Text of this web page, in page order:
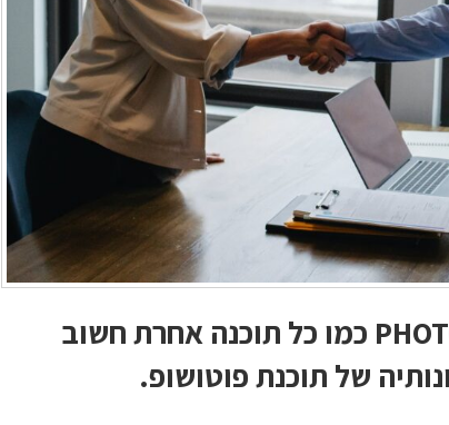
איך עובדים עם פוטושופ PHOTOSHOP כמו כל תוכנה אחרת חשוב
של תוכנת פוטושופ.